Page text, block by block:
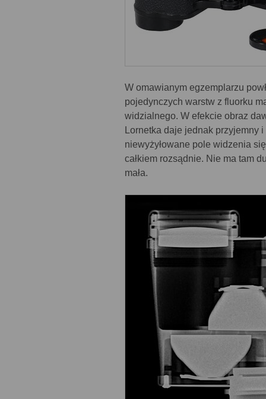
W omawianym egzemplarzu
pojedynczych warstw z fluorku
widzialnego. W efekcie obraz
Lornetka daje jednak
niewyżyłowane pole widzenia
całkiem rozsądnie. Nie ma tam
mała.